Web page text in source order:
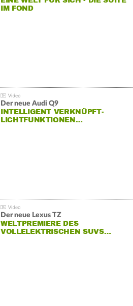
IM FOND
Der neue Audi Q9
INTELLIGENT VERKNÜPFT-
LICHTFUNKTIONEN…
Der neue Lexus TZ
WELTPREMIERE DES
VOLLELEKTRISCHEN SUVS…